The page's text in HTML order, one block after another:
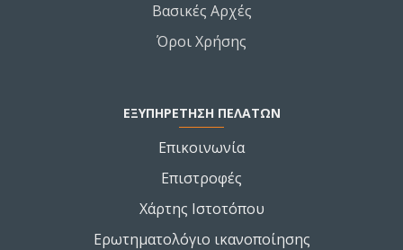
Βασικές Αρχές
Όροι Χρήσης
ΕΞΥΠΗΡΕΤΗΣΗ ΠΕΛΑΤΩΝ
Επικοινωνία
Επιστροφές
Χάρτης Ιστοτόπου
Ερωτηματολόγιο ικανοποίησης